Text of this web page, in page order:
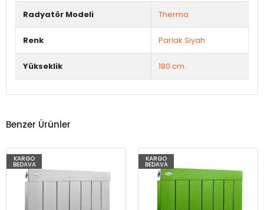
Radyatör Modeli Therma
Renk Parlak Siyah
Yükseklik 180 cm.
Benzer Ürünler
KARGO
BEDAVA
KARGO
BEDAVA